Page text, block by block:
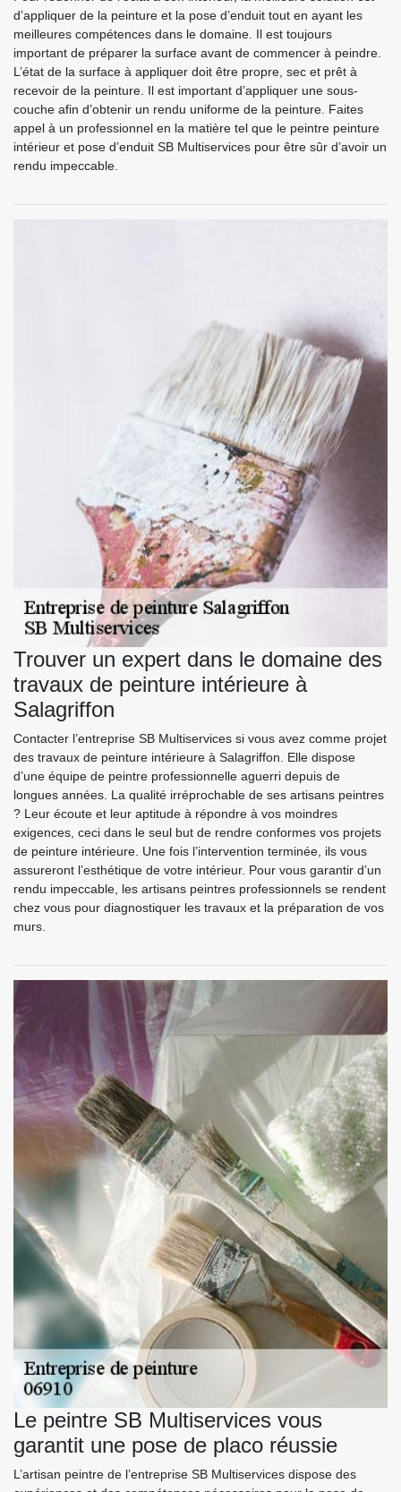
d’appliquer de la peinture et la pose d’enduit tout en ayant les
meilleures compétences dans le domaine. Il est toujours
important de préparer la surface avant de commencer à peindre.
L’état de la surface à appliquer doit être propre, sec et prêt à
recevoir de la peinture. Il est important d’appliquer une sous-
couche afin d’obtenir un rendu uniforme de la peinture. Faites
appel à un professionnel en la matière tel que le peintre peinture
intérieur et pose d’enduit SB Multiservices pour être sûr d’avoir un
rendu impeccable.
Trouver un expert dans le domaine des
travaux de peinture intérieure à
Salagriffon
Contacter l’entreprise SB Multiservices si vous avez comme projet
des travaux de peinture intérieure à Salagriffon. Elle dispose
d’une équipe de peintre professionnelle aguerri depuis de
longues années. La qualité irréprochable de ses artisans peintres
? Leur écoute et leur aptitude à répondre à vos moindres
exigences, ceci dans le seul but de rendre conformes vos projets
de peinture intérieure. Une fois l’intervention terminée, ils vous
assureront l’esthétique de votre intérieur. Pour vous garantir d’un
rendu impeccable, les artisans peintres professionnels se rendent
chez vous pour diagnostiquer les travaux et la préparation de vos
murs.
Le peintre SB Multiservices vous
garantit une pose de placo réussie
L’artisan peintre de l’entreprise SB Multiservices dispose des